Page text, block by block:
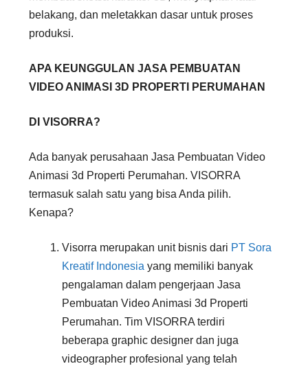
belakang, dan meletakkan dasar untuk proses
produksi.
APA KEUNGGULAN JASA PEMBUATAN
VIDEO ANIMASI 3D PROPERTI PERUMAHAN
DI VISORRA?
Ada banyak perusahaan Jasa Pembuatan Video
Animasi 3d Properti Perumahan. VISORRA
termasuk salah satu yang bisa Anda pilih.
Kenapa?
Visorra merupakan unit bisnis dari PT Sora
Kreatif Indonesia yang memiliki banyak
pengalaman dalam pengerjaan Jasa
Pembuatan Video Animasi 3d Properti
Perumahan. Tim VISORRA terdiri
beberapa graphic designer dan juga
videographer profesional yang telah